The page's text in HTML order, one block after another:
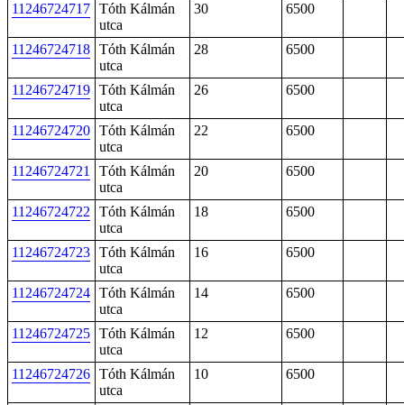
11246724717 Tóth Kálmán
utca
30 6500
11246724718 Tóth Kálmán
utca
28 6500
11246724719 Tóth Kálmán
utca
26 6500
11246724720 Tóth Kálmán
utca
22 6500
11246724721
Tóth Kálmán
utca
20 6500
11246724722
Tóth Kálmán
utca
18 6500
11246724723 Tóth Kálmán
utca
16 6500
11246724724 Tóth Kálmán
utca
14 6500
11246724725 Tóth Kálmán
utca
12 6500
11246724726 Tóth Kálmán
utca
10 6500